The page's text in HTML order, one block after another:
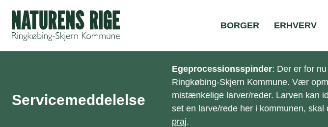
BORGER ERHVERV
Servicemeddelelse
Egeprocessionsspinder: Der er for nu
Ringkøbing-Skjern Kommune. Vær
mistænkelige larver/reder. Larven kan
set en larve/rede her i kommunen,
praj.